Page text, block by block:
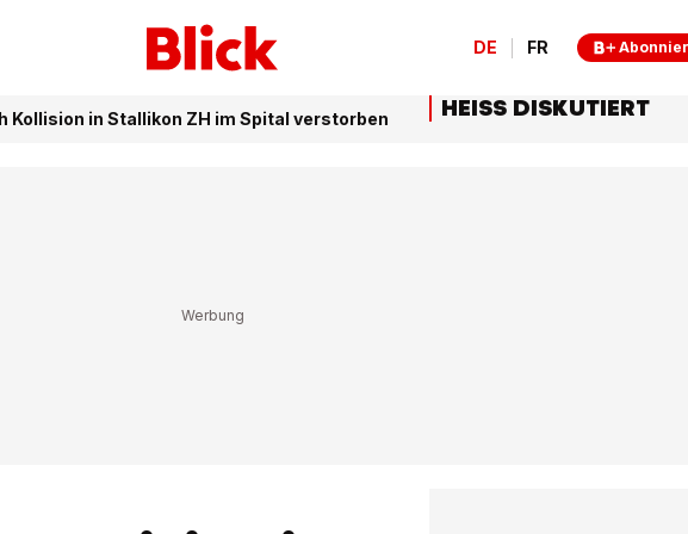
DE FR
Kollision in Stallikon ZH im Spital verstorben HEISS DISKUTIERT